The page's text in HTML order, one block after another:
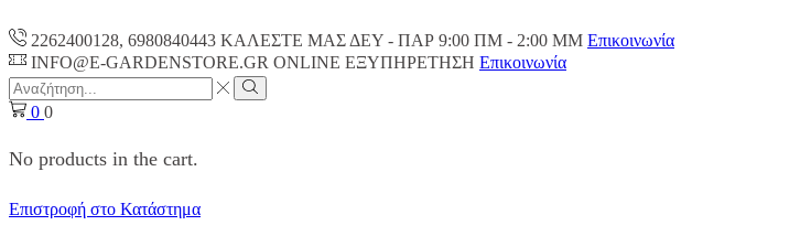
2262400128, 6980840443 ΚΑΛΕΣΤΕ ΜΑΣ ΔΕΥ - ΠΑΡ 9:00 ΠM - 2:00 ΜΜ Επικοινωνία
INFO@E-GARDENSTORE.GR ONLINE ΕΞΥΠΗΡΕΤΗΣH Επικοινωνία
Search
input
Search
0 0
No products in the cart.
Επιστροφή στο Κατάστημα